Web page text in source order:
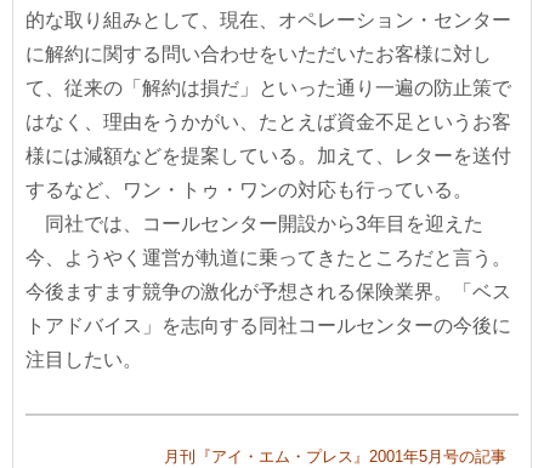
的な取り組みとして、現在、オペレーション・センター
に解約に関する問い合わせをいただいたお客様に対し
て、従来の「解約は損だ」といった通り一遍の防止策で
はなく、理由をうかがい、たとえば資金不足というお客
様には減額などを提案している。加えて、レターを送付
するなど、ワン・トゥ・ワンの対応も行っている。
同社では、コールセンター開設から3年目を迎えた
今、ようやく運営が軌道に乗ってきたところだと言う。
今後ますます競争の激化が予想される保険業界。「ベス
トアドバイス」を志向する同社コールセンターの今後に
注目したい。
月刊『アイ・エム・プレス』2001年5月号の記事